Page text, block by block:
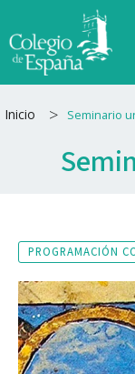
al
contenido
Inicio > Seminario
PROGRAMACIÓN